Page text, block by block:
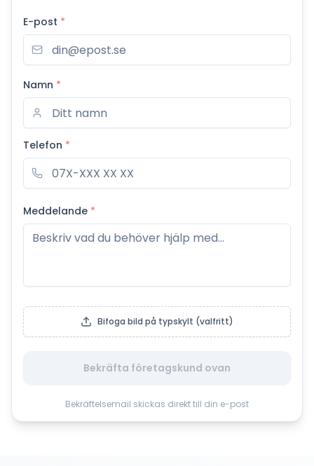
E-post *
Namn *
Telefon *
Meddelande *
Bifoga bild på typskylt (valfritt)
Bekräfta företagskund ovan
Bekräftelsemail skickas direkt till din e-post